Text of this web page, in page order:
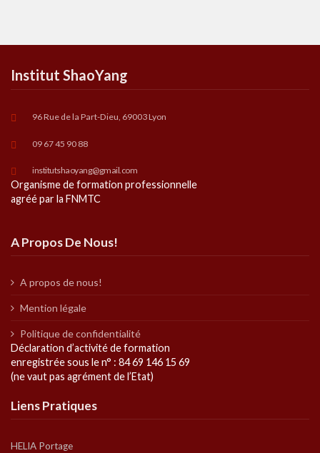
Institut ShaoYang
96 Rue de la Part-Dieu, 69003 Lyon
09 67 45 90 88
institutshaoyang@gmail.com
Organisme de formation professionnelle
agréé par la FNMTC
A Propos De Nous!
A propos de nous!
Mention légale
Politique de confidentialité
Déclaration d’activité de formation
enregistrée sous le n° : 84 69 146 15 69
(ne vaut pas agrément de l’Etat)
Liens Pratiques
HELIA Portage